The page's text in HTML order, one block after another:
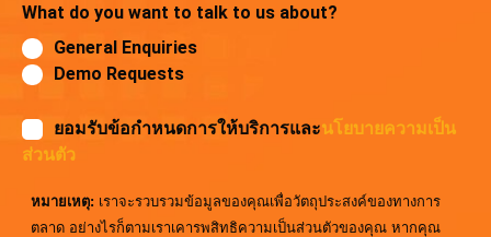
What do you want to talk to us about?
General Enquiries
Demo Requests
ยอมรับข้อกำหนดการให้บริการและนโยบายความเป็น
ส่วนตัว
หมายเหตุ: เราจะรวบรวมข้อมูลของคุณเพื่อวัตถุประสงค์ของทางการ
ตลาด อย่างไรก็ตามเราเคารพสิทธิความเป็นส่วนตัวของคุณ หากคุณ